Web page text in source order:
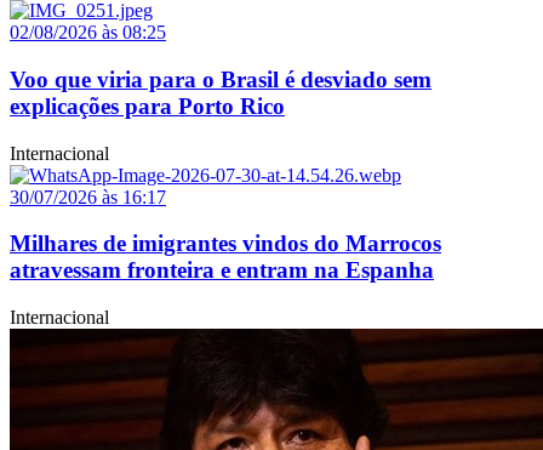
02/08/2026 às 08:25
Voo que viria para o Brasil é desviado sem
explicações para Porto Rico
Internacional
30/07/2026 às 16:17
Milhares de imigrantes vindos do Marrocos
atravessam fronteira e entram na Espanha
Internacional